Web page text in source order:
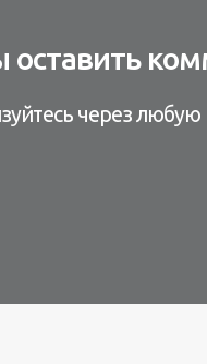
оставить
через любую